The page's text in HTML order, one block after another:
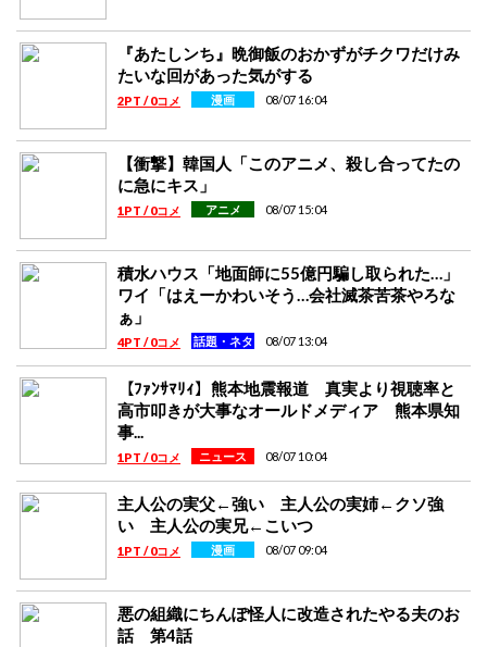
『あたしンち』晩御飯のおかずがチクワだけみ
たいな回があった気がする
2PT / 0コメ 漫画 08/07 16:04
【衝撃】韓国人「このアニメ、殺し合ってたの
に急にキス」
1PT / 0コメ アニメ 08/07 15:04
積水ハウス「地面師に55億円騙し取られた…」
ワイ「はえーかわいそう…会社滅茶苦茶やろな
ぁ」
4PT / 0コメ 話題・ネタ 08/07 13:04
【ﾌｧﾝｻﾏﾘｨ】熊本地震報道 真実より視聴率と
高市叩きが大事なオールドメディア 熊本県知
事...
1PT / 0コメ ニュース 08/07 10:04
主人公の実父←強い 主人公の実姉←クソ強
い 主人公の実兄←こいつ
1PT / 0コメ 漫画 08/07 09:04
悪の組織にちんぽ怪人に改造されたやる夫のお
話 第4話